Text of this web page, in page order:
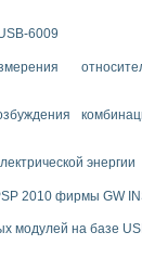
практикума
экстраполяции
6009
энергии
2010 фирмы GW
модулей на базе